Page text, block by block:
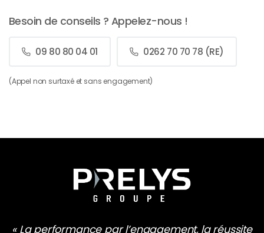
Besoin de conseils ? Appelez-nous !
09 80 80 04 01 0262 70 70 78 (RE)
(Appel non surtaxé et sans engagement)
« La performance par l’engagement, la réussite